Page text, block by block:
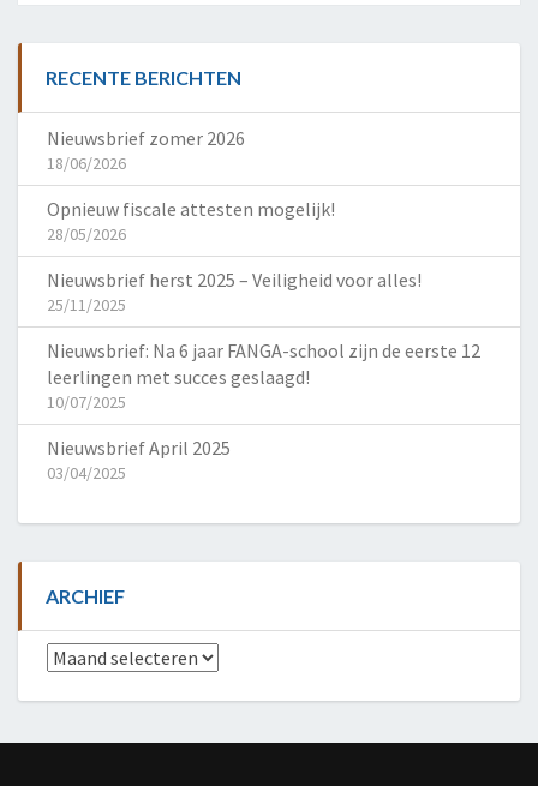
RECENTE BERICHTEN
Nieuwsbrief zomer 2026
18/06/2026
Opnieuw fiscale attesten mogelijk!
28/05/2026
Nieuwsbrief herst 2025 – Veiligheid voor alles!
25/11/2025
Nieuwsbrief: Na 6 jaar FANGA-school zijn de eerste 12
leerlingen met succes geslaagd!
10/07/2025
Nieuwsbrief April 2025
03/04/2025
ARCHIEF
Archief